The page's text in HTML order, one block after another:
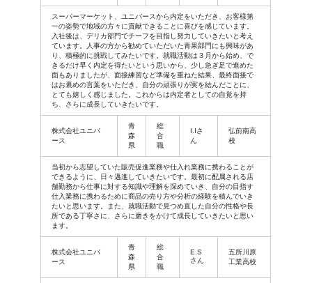
スーパーマーケット、ユニバースから内定をいただき、お客様第
一の姿勢で地域の方々に貢献できることに喜びを感じています。
入社後は、デリカ部門でチーフを目指し努力していきたいと考え
ています。人事の方から勧めていただいた青果部門にも興味があ
り、積極的に挑戦してみたいです。就職活動は３月から始め、で
きるだけ早く内定を得たいという思いから、少し急ぎ足で進めた
面もありましたが、面接練習など準備を重ねた結果、最終面接で
はお褒めの言葉をいただき、自分の頑張りが実を結んだことに、
とても嬉しく感じました。これからは内定者としての自覚を持
ち、さらに成長していきたいです。
株式会社ユニバ
ース
青
森
県
総
合
職
I.Iさ
ん
弘前南高
校
当初から志望していた販売促進業務や仕入れ業務に携わることが
できるように、日々邁進していきたいです。最初に配属される店
舗勤務から仕事に対する知識や理解を深めていき、自分の目指す
仕入業務に携わるために商品の売り方や分析の経験を積んでいき
たいと思います。また、就職活動で見つめ直した自分の性格や長
所である丁寧さに、さらに磨きをかけて成長していきたいと思い
ます。
株式会社ユニバ
ース
青
森
県
総
合
職
E.S
さん
五所川原
工業高校